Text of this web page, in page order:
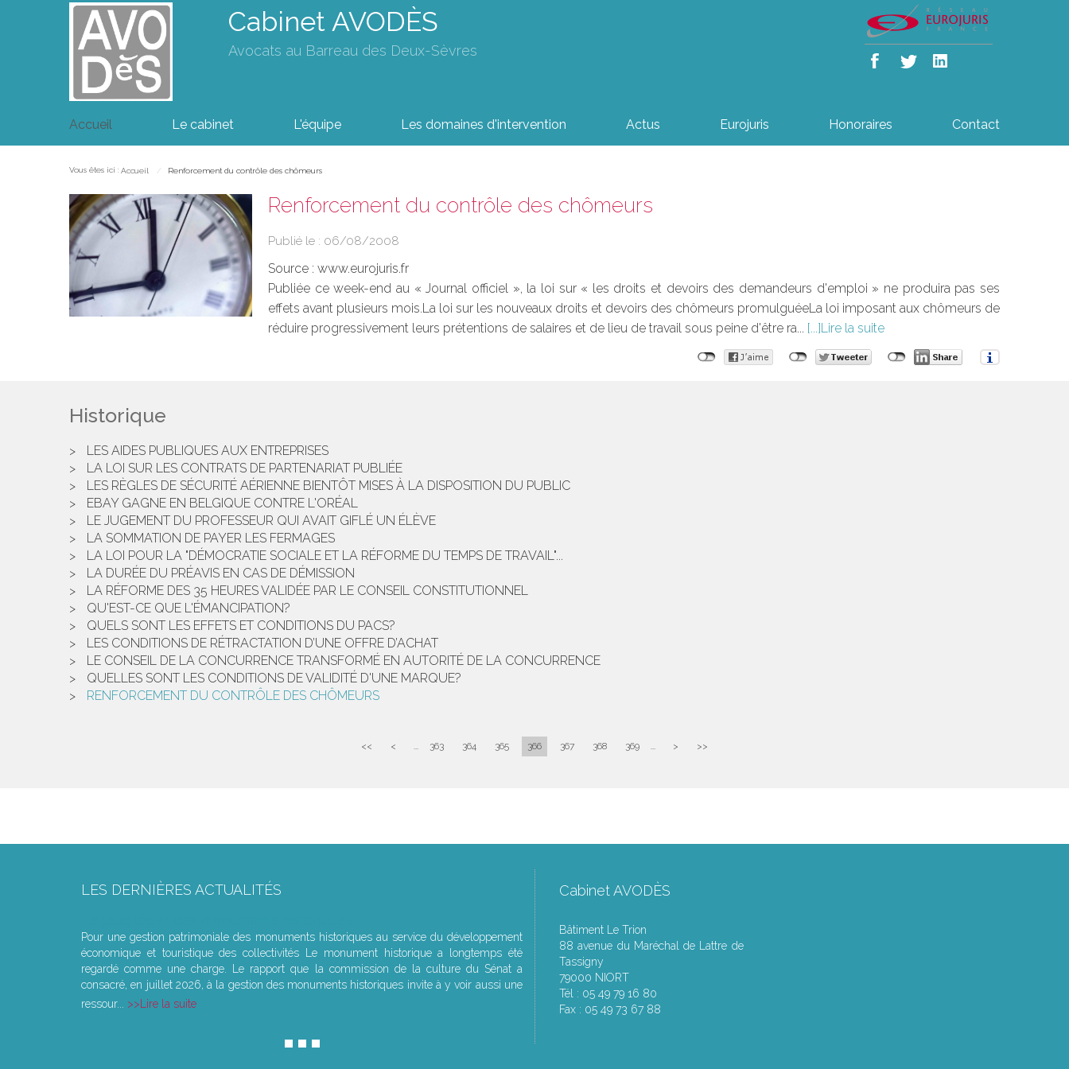
Cabinet AVODÈS
Avocats au Barreau des Deux-Sèvres
Accueil Le cabinet L'équipe Les domaines d'intervention Actus Eurojuris Honoraires Contact
Vous êtes ici : Accueil Renforcement du contrôle des chômeurs
Renforcement du contrôle des chômeurs
Publié le : 06/08/2008
Source : www.eurojuris.fr
Publiée ce week-end au « Journal officiel », la loi sur « les droits et devoirs des demandeurs d'emploi » ne produira pas ses
effets avant plusieurs mois.La loi sur les nouveaux droits et devoirs des chômeurs promulguéeLa loi imposant aux chômeurs de
réduire progressivement leurs prétentions de salaires et de lieu de travail sous peine d'être ra...
Lire la suite
Historique
LES AIDES PUBLIQUES AUX ENTREPRISES
LA LOI SUR LES CONTRATS DE PARTENARIAT PUBLIÉE
LES RÈGLES DE SÉCURITÉ AÉRIENNE BIENTÔT MISES À LA DISPOSITION DU PUBLIC
EBAY GAGNE EN BELGIQUE CONTRE L'ORÉAL
LE JUGEMENT DU PROFESSEUR QUI AVAIT GIFLÉ UN ÉLÈVE
LA SOMMATION DE PAYER LES FERMAGES
LA LOI POUR LA "DÉMOCRATIE SOCIALE ET LA RÉFORME DU TEMPS DE TRAVAIL"...
LA DURÉE DU PRÉAVIS EN CAS DE DÉMISSION
LA RÉFORME DES 35 HEURES VALIDÉE PAR LE CONSEIL CONSTITUTIONNEL
QU'EST-CE QUE L'ÉMANCIPATION?
QUELS SONT LES EFFETS ET CONDITIONS DU PACS?
LES CONDITIONS DE RÉTRACTATION D’UNE OFFRE D’ACHAT
LE CONSEIL DE LA CONCURRENCE TRANSFORMÉ EN AUTORITÉ DE LA CONCURRENCE
QUELLES SONT LES CONDITIONS DE VALIDITÉ D'UNE MARQUE?
RENFORCEMENT DU CONTRÔLE DES CHÔMEURS
<< < ... 363 364 365 366 367 368 369 ... > >>
LES DERNIÈRES ACTUALITÉS
Pour une gestion patrimoniale des monuments historiques au service du développement
économique et touristique des collectivités Le monument historique a longtemps été
regardé comme une charge. Le rapport que la commission de la culture du Sénat a
consacré, en juillet 2026, à la gestion des monuments historiques invite à y voir aussi une
ressour...
Lire la suite
Cabinet AVODÈS
Bâtiment Le Trion
88 avenue du Maréchal de Lattre de
Tassigny
79000 NIORT
Tél : 05 49 79 16 80
Fax : 05 49 73 67 88